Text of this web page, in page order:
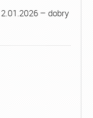
– dobry